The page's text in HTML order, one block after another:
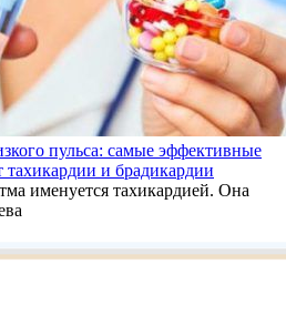
пульса: самые эффективные
тахикардии и брадикардии
именуется тахикардией. Она